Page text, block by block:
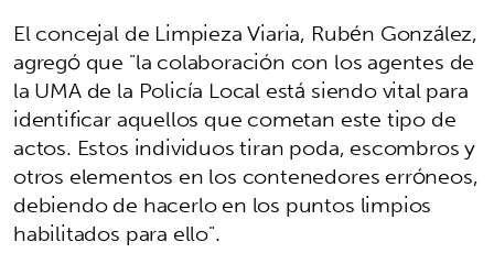
El concejal de Limpieza Viaria, Rubén González,
agregó que "la colaboración con los agentes de
la UMA de la Policía Local está siendo vital para
identificar aquellos que cometan este tipo de
actos. Estos individuos tiran poda, escombros y
otros elementos en los contenedores erróneos,
debiendo de hacerlo en los puntos limpios
habilitados para ello".